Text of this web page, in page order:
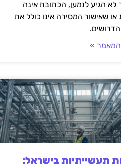
הגיע לנמען, הכתובת אינה
או שאישור המסירה אינו כולל את
המאמר »
תעשייתיות בישראל: